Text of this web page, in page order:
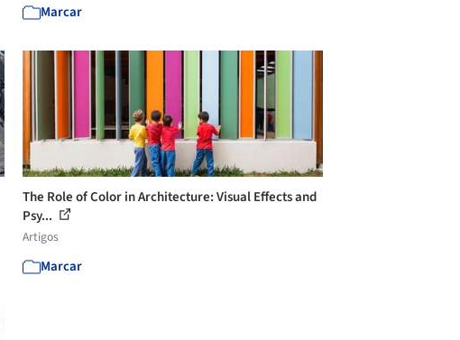
Marcar
The Role of Color in Architecture: Visual Effects and
Psy...
Artigos
Marcar